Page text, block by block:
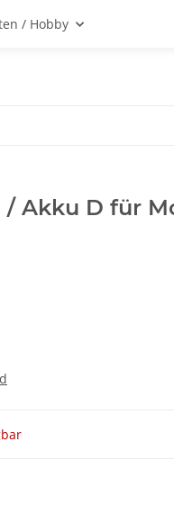
/ Hobby
/ Akku D für